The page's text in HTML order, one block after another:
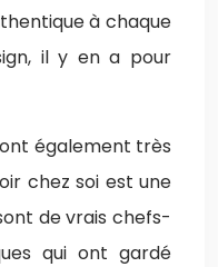
à chaque
il y en a pour
également très
chez soi est une
de vrais chefs-
qui ont gardé